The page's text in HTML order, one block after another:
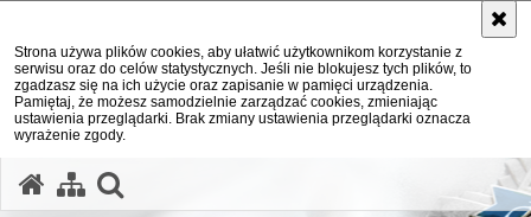
Strona używa plików cookies, aby ułatwić użytkownikom korzystanie z
serwisu oraz do celów statystycznych. Jeśli nie blokujesz tych plików, to
zgadzasz się na ich użycie oraz zapisanie w pamięci urządzenia.
Pamiętaj, że możesz samodzielnie zarządzać cookies, zmieniając
ustawienia przeglądarki. Brak zmiany ustawienia przeglądarki oznacza
wyrażenie zgody.